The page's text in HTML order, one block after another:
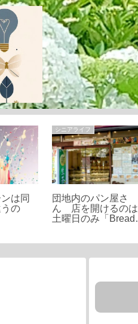
は同
の
シニアライフ
団地内のパン屋さ
ん 店を開けるのは
土曜日のみ「Bread